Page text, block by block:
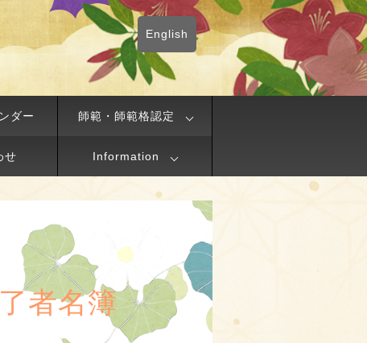
English
ダー 師範・師範格認定
せ Information
者名簿